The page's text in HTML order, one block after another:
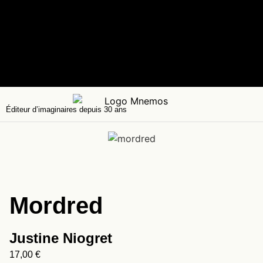
Éditeur d’imaginaires depuis 30 ans
Mordred
Justine Niogret
17,00 €